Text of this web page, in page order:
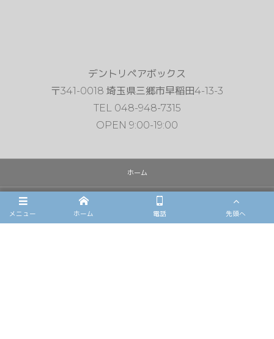
デントリペアボックス
〒341-0018 埼玉県三郷市早稲田4-13-3
TEL 048-948-7315
OPEN 9:00-19:00
ホーム
メニュー ホーム 電話 先頭へ